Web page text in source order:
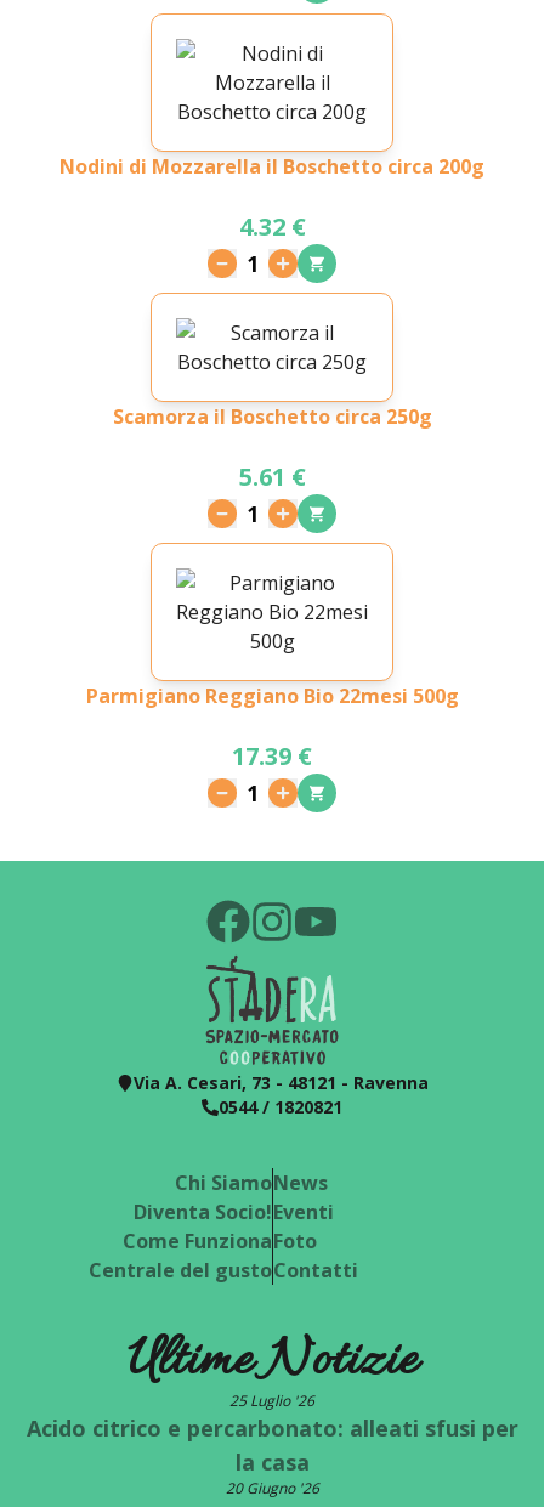
Nodini di Mozzarella il Boschetto circa 200g
4.32 €
1
Scamorza il Boschetto circa 250g
5.61 €
1
Parmigiano Reggiano Bio 22mesi 500g
17.39 €
1
Via A. Cesari, 73 - 48121 - Ravenna
0544 / 1820821
Chi Siamo
Diventa Socio!
Come Funziona
Centrale del gusto
News
Eventi
Foto
Contatti
Ultime Notizie
25 Luglio '26
Acido citrico e percarbonato: alleati sfusi per
la casa
20 Giugno '26